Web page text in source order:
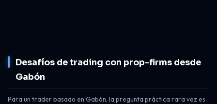
Desafíos de trading con prop-firms desde
Gabón
Para un trader basado en Gabón, la pregunta práctica rara vez es